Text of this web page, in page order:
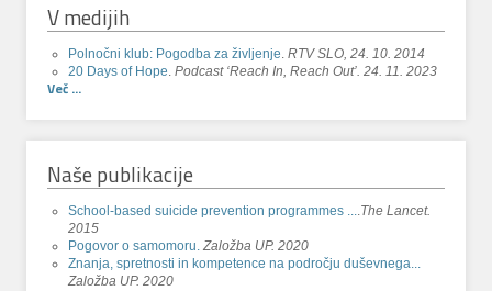
V medijih
Polnočni klub: Pogodba za življenje. RTV SLO, 24. 10. 2014
20 Days of Hope. Podcast ‘Reach In, Reach Out’. 24. 11. 2023
Več ...
Naše publikacije
School-based suicide prevention programmes ....The Lancet.
2015
Pogovor o samomoru.Založba UP. 2020
Znanja, spretnosti in kompetence na področju duševnega...
Založba UP. 2020